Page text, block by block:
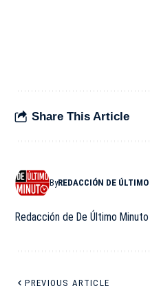
Share This Article
ByREDACCIÓN DE
Redacción de De Último Minuto
PREVIOUS ARTICLE